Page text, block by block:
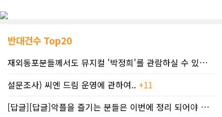
반대건수 Top20
재외동포분들께서도 뮤지컬 '박정희'를 관람하실 수 있도록 노력하겠습니..
설문조사) 씨엔 드림 운영에 관하여.. +11
[답글][답글]악플을 즐기는 분들은 이번에 정리 되어야 합니다.